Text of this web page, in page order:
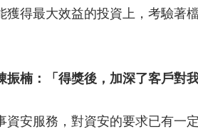
獲得最大效益的投資上，考驗著
振楠：「得獎後，加深了客戶對
資安服務，對資安的要求已有一